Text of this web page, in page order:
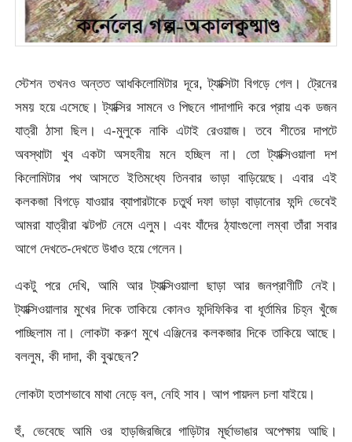
স্টেশন তখনও অন্তত আধকিলোমিটার দূরে, ট্যাক্সিটা বিগড়ে গেল। ট্রেনের
সময় হয়ে এসেছে। ট্যাক্সির সামনে ও পিছনে গাদাগাদি করে প্রায় এক ডজন
যাত্রী ঠাসা ছিল। এ-মুলুকে নাকি এটাই রেওয়াজ। তবে শীতের দাপটে
অবস্থাটা খুব একটা অসহনীয় মনে হচ্ছিল না। তো ট্যাক্সিওয়ালা দশ
কিলোমিটার পথ আসতে ইতিমধ্যে তিনবার ভাড়া বাড়িয়েছে। এবার এই
কলকজা বিগড়ে যাওয়ার ব্যাপারটাকে চতুর্থ দফা ভাড়া বাড়ানোর ফন্দি ভেবেই
আমরা যাত্রীরা ঝটপট নেমে এলুম। এবং যাঁদের ঠ্যাংগুলো লম্বা তাঁরা সবার
আগে দেখতে-দেখতে উধাও হয়ে গেলেন।
একটু পরে দেখি, আমি আর ট্যাক্সিওয়ালা ছাড়া আর জনপ্রাণীটি নেই।
ট্যাক্সিওয়ালার মুখের দিকে তাকিয়ে কোনও ফন্দিফিকির বা ধূর্তামির চিহ্ন খুঁজে
পাচ্ছিলাম না। লোকটা করুণ মুখে এঞ্জিনের কলকজার দিকে তাকিয়ে আছে।
বললুম, কী দাদা, কী বুঝছেন?
লোকটা হতাশভাবে মাথা নেড়ে বল, নেহি সাব। আপ পায়দল চলা যাইয়ে।
হুঁ, ভেবেছে আমি ওর হাড়জিরজিরে গাড়িটার মূৰ্ছাভাঙার অপেক্ষায় আছি।